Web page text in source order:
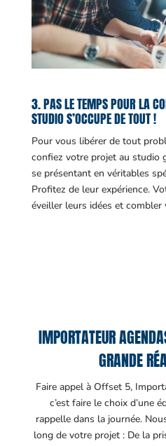
3. PAS LE TEMPS POUR LA
STUDIO S’OCCUPE DE TOUT !
Pour vous libérer de tout
confiez votre projet au studio
se présentant en véritables
Profitez de leur expérience.
éveiller leurs idées et
IMPORTATEUR
GRANDE
Faire appel à Offset 5,
c’est faire le choix d’une
rappelle dans la journée.
long de votre projet : De la